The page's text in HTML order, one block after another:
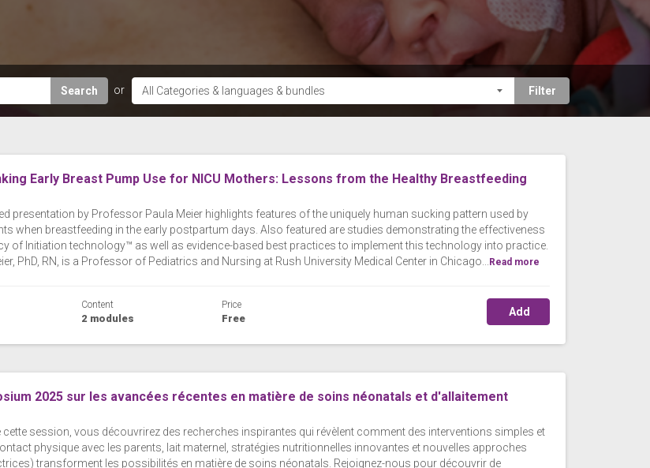
Search
Early Breast Pump Use for NICU Mothers: Lessons from the Healthy Breastfeeding
presentation by Professor Paula Meier highlights features of the uniquely human sucking pattern used by
when breastfeeding in the early postpartum days. Also featured are studies demonstrating the effectiveness
of Initiation technology™ as well as evidence-based best practices to implement this technology into practice.
PhD, RN, is a Professor of Pediatrics and Nursing at Rush University Medical Center in Chicago...
Read more
Content
2 modules
Price
Free
Add
2025 sur les avancées récentes en matière de soins néonatals et d'allaitement
cette session, vous découvrirez des recherches inspirantes qui révèlent comment des interventions simples et
physique avec les parents, lait maternel, stratégies nutritionnelles innovantes et nouvelles approches
transforment les possibilités en matière de soins néonatals. Rejoignez-nous pour découvrir de